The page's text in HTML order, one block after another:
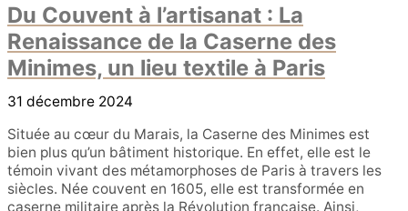
Du Couvent à l’artisanat : La
Renaissance de la Caserne des
Minimes, un lieu textile à Paris
31 décembre 2024
Située au cœur du Marais, la Caserne des Minimes est
bien plus qu’un bâtiment historique. En effet, elle est le
témoin vivant des métamorphoses de Paris à travers les
siècles. Née couvent en 1605, elle est transformée en
caserne militaire après la Révolution française. Ainsi,